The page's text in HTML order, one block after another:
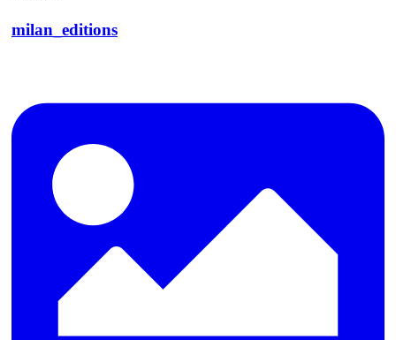
milan_editions